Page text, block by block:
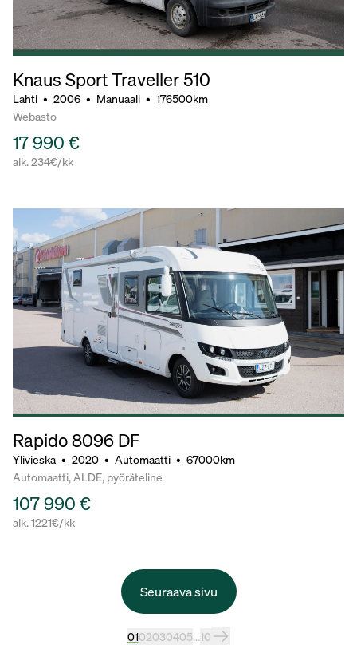
Knaus Sport Traveller 510
Lahti • 2006 • Manuaali • 176500km
Webasto
17 990 €
alk. 234€/kk
Rapido 8096 DF
Ylivieska • 2020 • Automaatti • 67000km
Automaatti, ALDE, pyöräteline
107 990 €
alk. 1221€/kk
Seuraava sivu
0102030405...10